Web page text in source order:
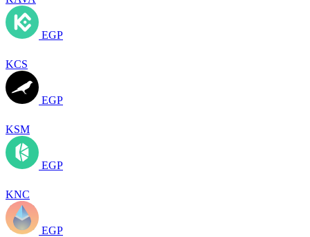
EGP
KCS
EGP
KSM
EGP
KNC
EGP